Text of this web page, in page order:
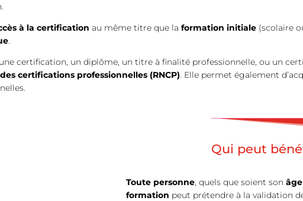
à la certification au même titre que la formation initiale (scolaire
.
certification, un diplôme, un titre à finalité professionnelle, ou un
certifications professionnelles (RNCP). Elle permet également
Qui peut
Toute personne, quels que soient son âge
formation peut prétendre à la validation